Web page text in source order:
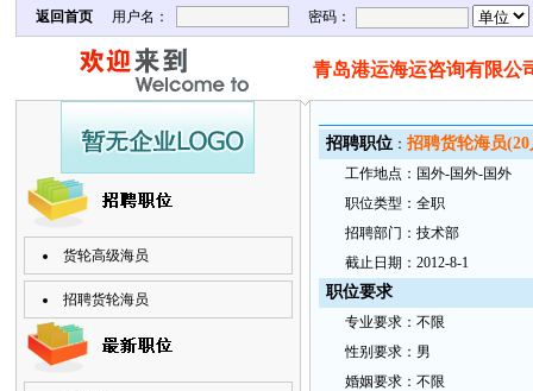
返回首页 用户名： 密码：
青岛港运海运咨询有限公
货轮高级海员
招聘货轮海员
招聘职位 ： 招聘货轮海员(20
工作地点： 国外-国外-国外
职位类型： 全职
招聘部门： 技术部
截止日 期： 2012-8-1
职位要求
专业要求： 不限
性别要求： 男
婚姻要求： 不限